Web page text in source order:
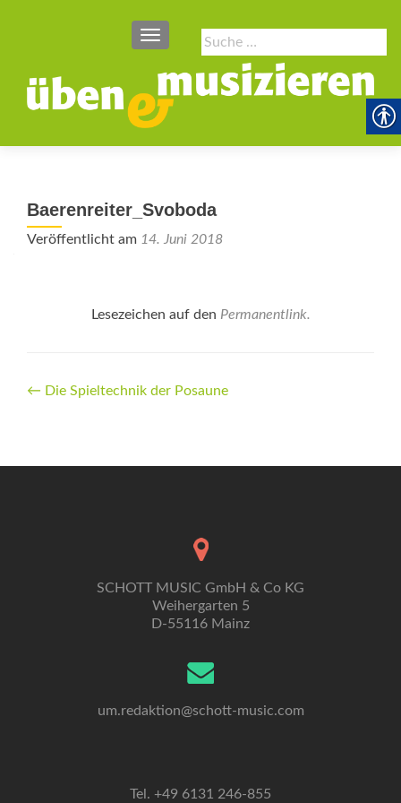
Suche
nach:
SCHALTE NAVIGATION
Baerenreiter_Svoboda
Veröffentlicht am 14. Juni 2018
Lesezeichen auf den Permanentlink.
Beitrags-
← Die Spieltechnik der Posaune
SCHOTT MUSIC GmbH & Co KG
Weihergarten 5
D-55116 Mainz
um.redaktion@schott-music.com
Tel. +49 6131 246-855